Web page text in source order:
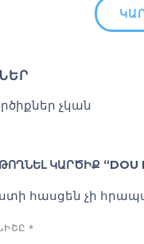
չկան
ԿԱՐԾԻՔ “DOU
հասցեն չի
*